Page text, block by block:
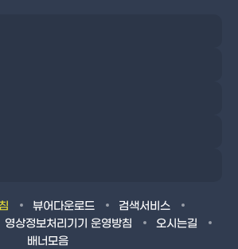
뷰어다운로드
검색서비스
영상정보처리기기 운영방침
오시는길
배너모음